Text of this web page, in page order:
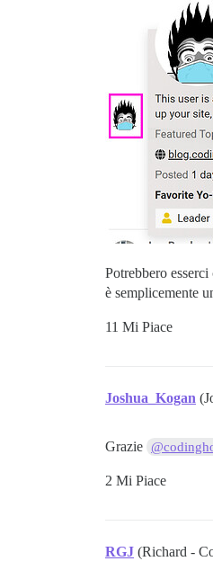
Potrebbero
è semplicemente
11 Mi Piace
Joshua_Kogan
Grazie
2 Mi Piace
RGJ (Richard -